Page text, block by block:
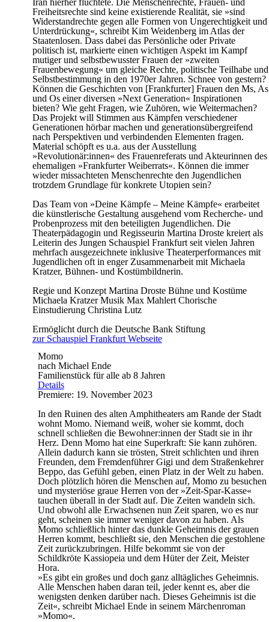
Freiheitsrechte sind keine existierende Realität, sie »sind
Widerstandrechte gegen alle Formen von Ungerechtigkeit und
Unterdrückung«, schreibt Kim Weidenberg im Atlas der
Staatenlosen. Dass dabei das Persönliche oder Private
politisch ist, markierte einen wichtigen Aspekt im Kampf
mutiger und selbstbewusster Frauen der »zweiten
Frauenbewegung« um gleiche Rechte, politische Teilhabe und
Selbstbestimmung in den 1970er Jahren. Schnee von gestern?
Können die Geschichten von [Frankfurter] Frauen den Ms, As
und Os einer diversen »Next Generation« Inspirationen
bieten? Wie geht Fragen, wie Zuhören, wie Weitermachen?
Das Projekt will Stimmen aus Kämpfen verschiedener
Generationen hörbar machen und generationsübergreifend
nach Perspektiven und verbindenden Elementen fragen.
Material schöpft es u.a. aus der Ausstellung
»Revolutionär:innen« des Frauenreferats und Akteurinnen des
ehemaligen »Frankfurter Weiberrats«. Können die immer
wieder missachteten Menschenrechte den Jugendlichen
trotzdem Grundlage für konkrete Utopien sein?
Das Team von »Deine Kämpfe – Meine Kämpfe« erarbeitet
die künstlerische Gestaltung ausgehend vom Recherche- und
Probenprozess mit den beteiligten Jugendlichen. Die
Theaterpädagogin und Regisseurin Martina Droste kreiert als
Leiterin des Jungen Schauspiel Frankfurt seit vielen Jahren
mehrfach ausgezeichnete inklusive Theaterperformances mit
Jugendlichen oft in enger Zusammenarbeit mit Michaela
Kratzer, Bühnen- und Kostümbildnerin.
Regie und Konzept Martina Droste Bühne und Kostüme
Michaela KratzerMusik Max Mahlert Chorische
EinstudierungChristina Lutz
Ermöglicht durch die Deutsche Bank Stiftung
zur Schauspiel Frankfurt Webseite
Momo
nach Michael Ende
Familienstück für alle ab 8 Jahren
Details
Premiere: 19. November 2023
In den Ruinen des alten Amphitheaters am Rande der Stadt
wohnt Momo. Niemand weiß, woher sie kommt, doch
schnell schließen die Bewohner:innen der Stadt sie in ihr
Herz. Denn Momo hat eine Superkraft: Sie kann zuhören.
Allein dadurch kann sie trösten, Streit schlichten und ihren
Freunden, dem Fremdenführer Gigi und dem Straßenkehrer
Beppo, das Gefühl geben, einen Platz in der Welt zu haben.
Doch plötzlich hören die Menschen auf, Momo zu besuchen
und mysteriöse graue Herren von der »Zeit-Spar-Kasse«
tauchen überall in der Stadt auf. Die Zeiten wandeln sich.
Und obwohl alle Erwachsenen nun Zeit sparen, wo es nur
geht, scheinen sie immer weniger davon zu haben. Als
Momo schließlich hinter das dunkle Geheimnis der grauen
Herren kommt, beschließt sie, den Menschen die gestohlene
Zeit zurückzubringen. Hilfe bekommt sie von der
Schildkröte Kassiopeia und dem Hüter der Zeit, Meister
Hora.
»Es gibt ein großes und doch ganz alltägliches Geheimnis.
Alle Menschen haben daran teil, jeder kennt es, aber die
wenigsten denken darüber nach. Dieses Geheimnis ist die
Zeit«, schreibt Michael Ende in seinem Märchenroman
»Momo«.